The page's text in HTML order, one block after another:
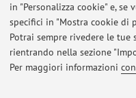
in "Personalizza cookie" e,
specifici in "Mostra cookie di
Potrai sempre rivedere le tue
rientrando nella sezione
Per maggiori informazioni
Al momento